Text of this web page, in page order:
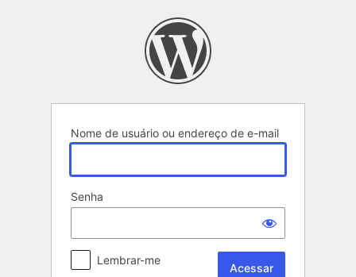
Nome de usuário ou endereço de e-mail
Senha
Lembrar-me